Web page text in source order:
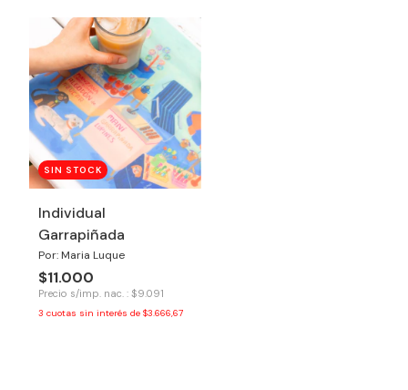
SIN STOCK
Individual
Garrapiñada
Por: Maria Luque
$11.000
Precio s/imp. nac. : $9.091
3 cuotas sin interés de $3.666,67